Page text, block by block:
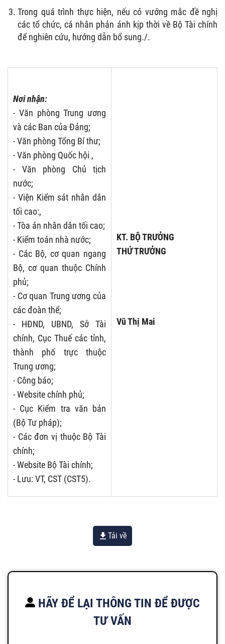
Trong quá trình thực hiện, nếu có vướng mắc đề nghị
các tổ chức, cá nhân phản ánh kịp thời về Bộ Tài chính
để nghiên cứu, hướng dẫn bổ sung./.
Nơi nhận:
- Văn phòng Trung ương
và các Ban của Đảng;
- Văn phòng Tổng Bí thư;
- Văn phòng Quốc hội ,
- Văn phòng Chủ tịch
nước;
- Viện Kiểm sát nhân dân
tối cao:,
- Tòa án nhân dân tối cao;
- Kiểm toán nhà nước;
- Các Bộ, cơ quan ngang
Bộ, cơ quan thuộc Chính
phủ;
- Cơ quan Trung ương của
các đoàn thể;
- HĐND, UBND, Sở Tài
chính, Cục Thuế các tỉnh,
thành phố trực thuộc
Trung ương;
- Công báo;
- Website chính phủ;
- Cục Kiểm tra văn bản
(Bộ Tư pháp);
- Các đơn vị thuộc Bộ Tài
chính;
- Website Bộ Tài chính;
- Lưu: VT, CST (CST5).
KT. BỘ TRƯỞNG
THỨ TRƯỞNG
Vũ Thị Mai
Tải về
HÃY ĐỂ LẠI THÔNG TIN ĐỂ ĐƯỢC
TƯ VẤN